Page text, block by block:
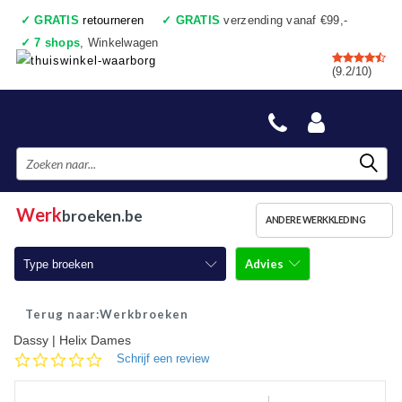
✓ GRATIS retourneren ✓ GRATIS verzending vanaf €99,-
✓ 7 shops, Winkelwagen
✓Voor 17:00 uur besteld, vandaag verzonden
✓Achteraf betalen ✓Ook een échte winkel
(9.2/10)
Werkbroeken.be ANDERE WERKKLEDING
Type broeken
Werkbroeken
Werkbroeken met kniestukken
Werkjeans
Advies
Werkbroeken
Dassy | Helix Dames
0.0Schrijf een review